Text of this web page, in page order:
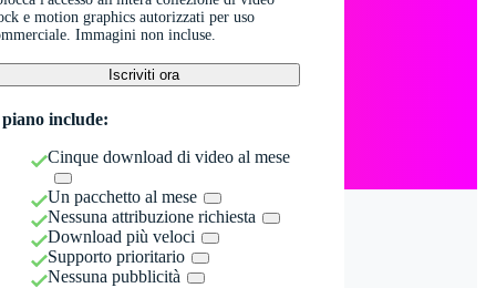
e motion graphics autorizzati per uso
Immagini non incluse.
Iscriviti ora
include:
Cinque download di video al mese
Un pacchetto al mese
Nessuna attribuzione richiesta
Download più veloci
Supporto prioritario
Nessuna pubblicità